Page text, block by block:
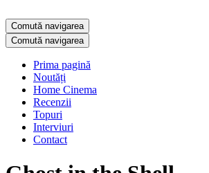
Comută navigarea
Comută navigarea
Prima pagină
Noutăți
Home Cinema
Recenzii
Topuri
Interviuri
Contact